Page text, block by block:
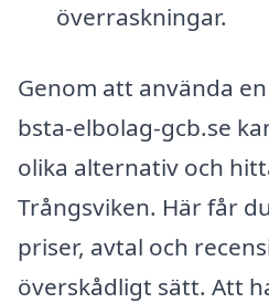
överraskningar.
Genom att använda
bsta-elbolag-gcb.se
olika alternativ och
Trångsviken. Här får
priser, avtal och
överskådligt sätt. Att